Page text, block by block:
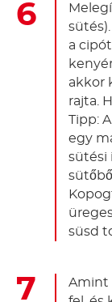
a
akkor
rajta.
Tipp:
egy
sütési
süsd
Amint